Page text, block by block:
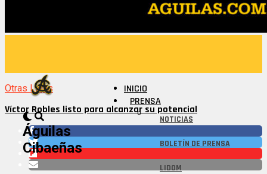
Águilas
Cibaeñas
INICIO
PRENSA
NOTICIAS
BOLETÍN DE PRENSA
LIDOM
Otras Ligas
Víctor Robles listo para alcanzar su potencial